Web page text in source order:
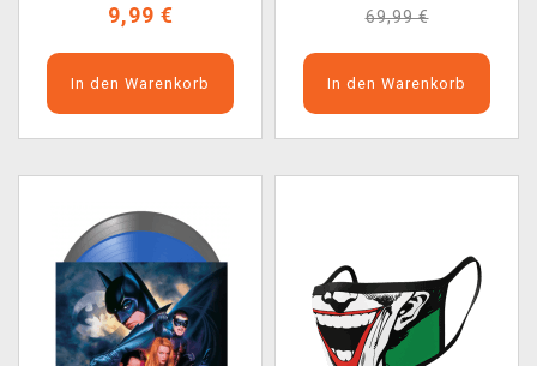
9,99 €
In den Warenkorb
69,99 €
In den Warenkorb